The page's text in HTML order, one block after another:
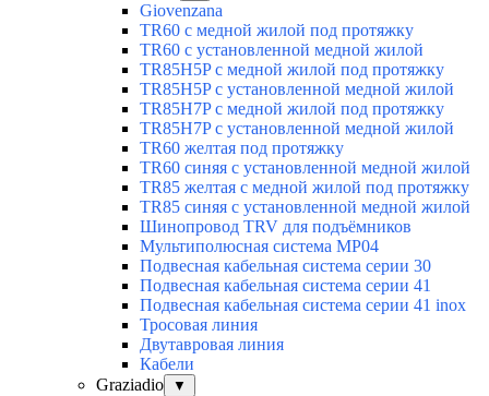
Giovenzana
TR60 с медной жилой под протяжку
TR60 с установленной медной жилой
TR85H5P с медной жилой под протяжку
TR85H5P с установленной медной жилой
TR85H7P с медной жилой под протяжку
TR85H7P с установленной медной жилой
TR60 желтая под протяжку
TR60 синяя с установленной медной жилой
TR85 желтая с медной жилой под протяжку
TR85 синяя с установленной медной жилой
Шинопровод TRV для подъёмников
Мультиполюсная система MP04
Подвесная кабельная система серии 30
Подвесная кабельная система серии 41
Подвесная кабельная система серии 41 inox
Тросовая линия
Двутавровая линия
Кабели
Graziadio
▼